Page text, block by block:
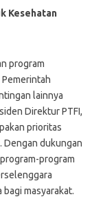
Kesehatan
program
lainnya
Direktur PTFI,
prioritas
Dengan dukungan
program
masyarakat.